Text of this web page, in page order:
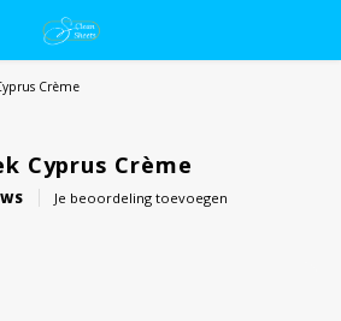
Crème
Cyprus Crème
Je beoordeling toevoegen